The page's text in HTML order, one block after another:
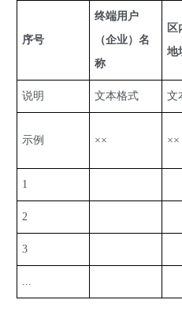
序号
终端用户
（企业）名
称
区
地
说明 文本格式 文
示例 ×× ××
1
2
3
...